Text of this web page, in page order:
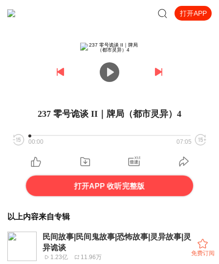
打开APP
237 零号诡谈 II｜牌局（都市灵异）4
00:00 07:05
打开APP 收听完整版
以上内容来自专辑
民间故事|民间鬼故事|恐怖故事|灵异故事|灵
异诡谈
1.23亿 11.96万
免费订阅